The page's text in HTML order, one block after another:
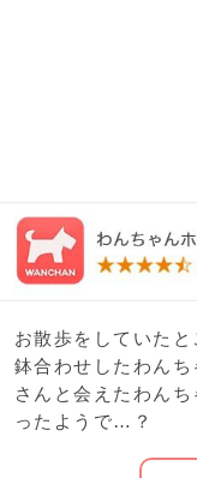
お散歩をしていた
鉢合わせしたわん
さんと会えたわん
ったようで…？